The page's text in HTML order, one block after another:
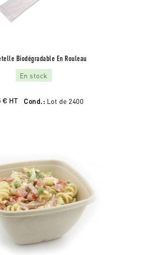
Biodégradable En Rouleau
En stock
€ HT Cond.: Lot de 2400